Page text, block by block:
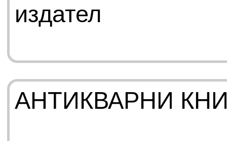
издател
АНТИКВАРНИ